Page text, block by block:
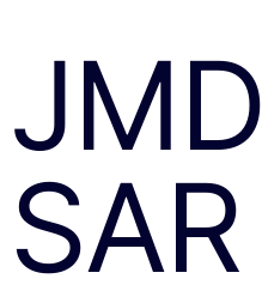
JMD
SAR